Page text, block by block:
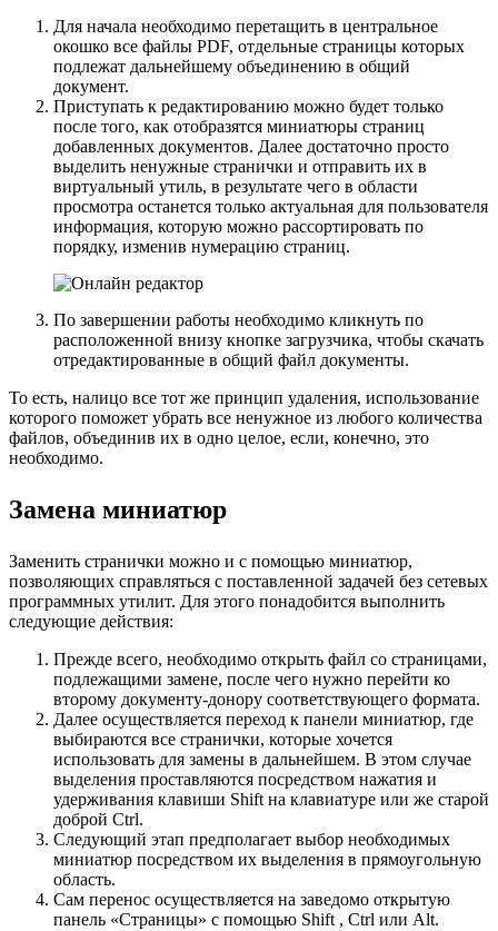
Для начала необходимо перетащить в центральное
окошко все файлы PDF, отдельные страницы которых
подлежат дальнейшему объединению в общий
документ.
Приступать к редактированию можно будет только
после того, как отобразятся миниатюры страниц
добавленных документов. Далее достаточно просто
выделить ненужные странички и отправить их в
виртуальный утиль, в результате чего в области
просмотра останется только актуальная для пользователя
информация, которую можно рассортировать по
порядку, изменив нумерацию страниц.
По завершении работы необходимо кликнуть по
расположенной внизу кнопке загрузчика, чтобы скачать
отредактированные в общий файл документы.
То есть, налицо все тот же принцип удаления, использование
которого поможет убрать все ненужное из любого количества
файлов, объединив их в одно целое, если, конечно, это
необходимо.
Замена миниатюр
Заменить странички можно и с помощью миниатюр,
позволяющих справляться с поставленной задачей без сетевых
программных утилит. Для этого понадобится выполнить
следующие действия:
Прежде всего, необходимо открыть файл со страницами,
подлежащими замене, после чего нужно перейти ко
второму документу-донору соответствующего формата.
Далее осуществляется переход к панели миниатюр, где
выбираются все странички, которые хочется
использовать для замены в дальнейшем. В этом случае
выделения проставляются посредством нажатия и
удерживания клавиши Shift на клавиатуре или же старой
доброй Ctrl.
Следующий этап предполагает выбор необходимых
миниатюр посредством их выделения в прямоугольную
область.
Сам перенос осуществляется на заведомо открытую
панель «Страницы» с помощью Shift , Ctrl или Alt.